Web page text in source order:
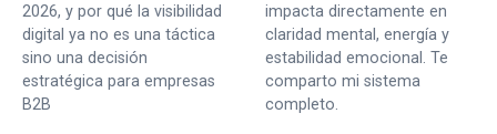
2026, y por qué la visibilidad
digital ya no es una táctica
sino una decisión
estratégica para empresas
B2B
impacta directamente en
claridad mental, energía y
estabilidad emocional. Te
comparto mi sistema
completo.